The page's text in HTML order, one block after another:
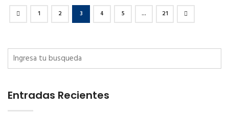
1 2 3 4 5 … 21
Entradas Recientes